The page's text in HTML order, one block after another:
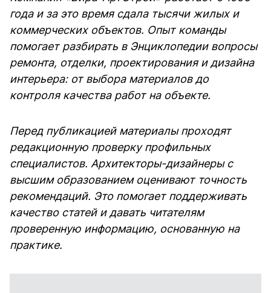
года и за это время сдала тысячи жилых и
коммерческих объектов. Опыт команды
помогает разбирать в Энциклопедии вопросы
ремонта, отделки, проектирования и дизайна
интерьера: от выбора материалов до
контроля качества работ на объекте.
Перед публикацией материалы проходят
редакционную проверку профильных
специалистов. Архитекторы-дизайнеры с
высшим образованием оценивают точность
рекомендаций. Это помогает поддерживать
качество статей и давать читателям
проверенную информацию, основанную на
практике.